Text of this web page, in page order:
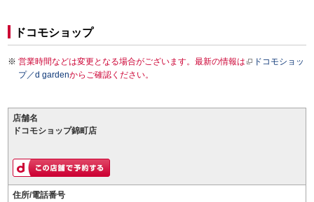
ドコモショップ
営業時間などは変更となる場合がございます。最新の情報は
ドコモショッ
プ／d gardenからご確認ください。
店舗名
ドコモショップ錦町店
住所/電話番号